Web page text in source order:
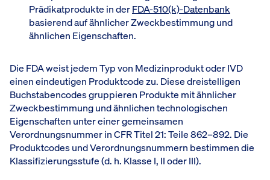
Prädikatprodukte in derFDA-510(k)-Datenbank
basierend auf ähnlicher Zweckbestimmung und
ähnlichen Eigenschaften.
Die FDA weist jedem Typ von Medizinprodukt oder IVD
einen eindeutigen Produktcode zu. Diese dreistelligen
Buchstabencodes gruppieren Produkte mit ähnlicher
Zweckbestimmung und ähnlichen technologischen
Eigenschaften unter einer gemeinsamen
Verordnungsnummer in CFR Titel 21: Teile 862–892. Die
Produktcodes und Verordnungsnummern bestimmen die
Klassifizierungsstufe (d. h. Klasse I, II oder III).